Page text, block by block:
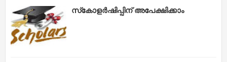
സ്‌കോളർഷിപ്പിന് അപേക്ഷിക്കാം